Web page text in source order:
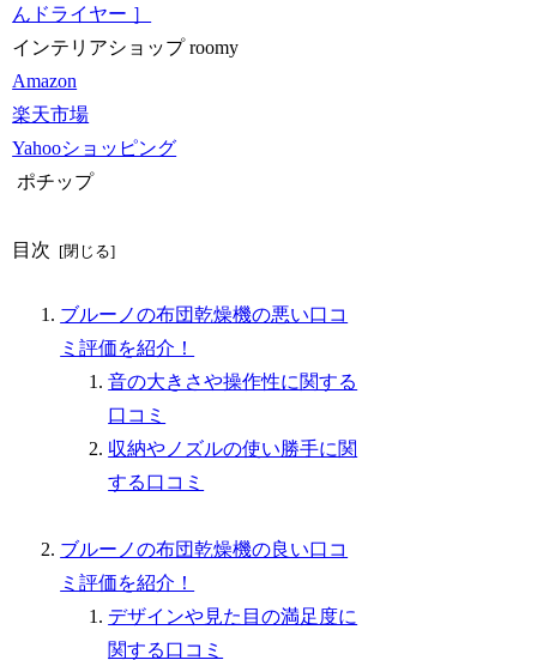
んドライヤー ］
インテリアショップ roomy
Amazon
楽天市場
Yahooショッピング
ポチップ
目次
ブルーノの布団乾燥機の悪い口コ
ミ評価を紹介！
音の大きさや操作性に関する
口コミ
収納やノズルの使い勝手に関
する口コミ
ブルーノの布団乾燥機の良い口コ
ミ評価を紹介！
デザインや見た目の満足度に
関する口コミ